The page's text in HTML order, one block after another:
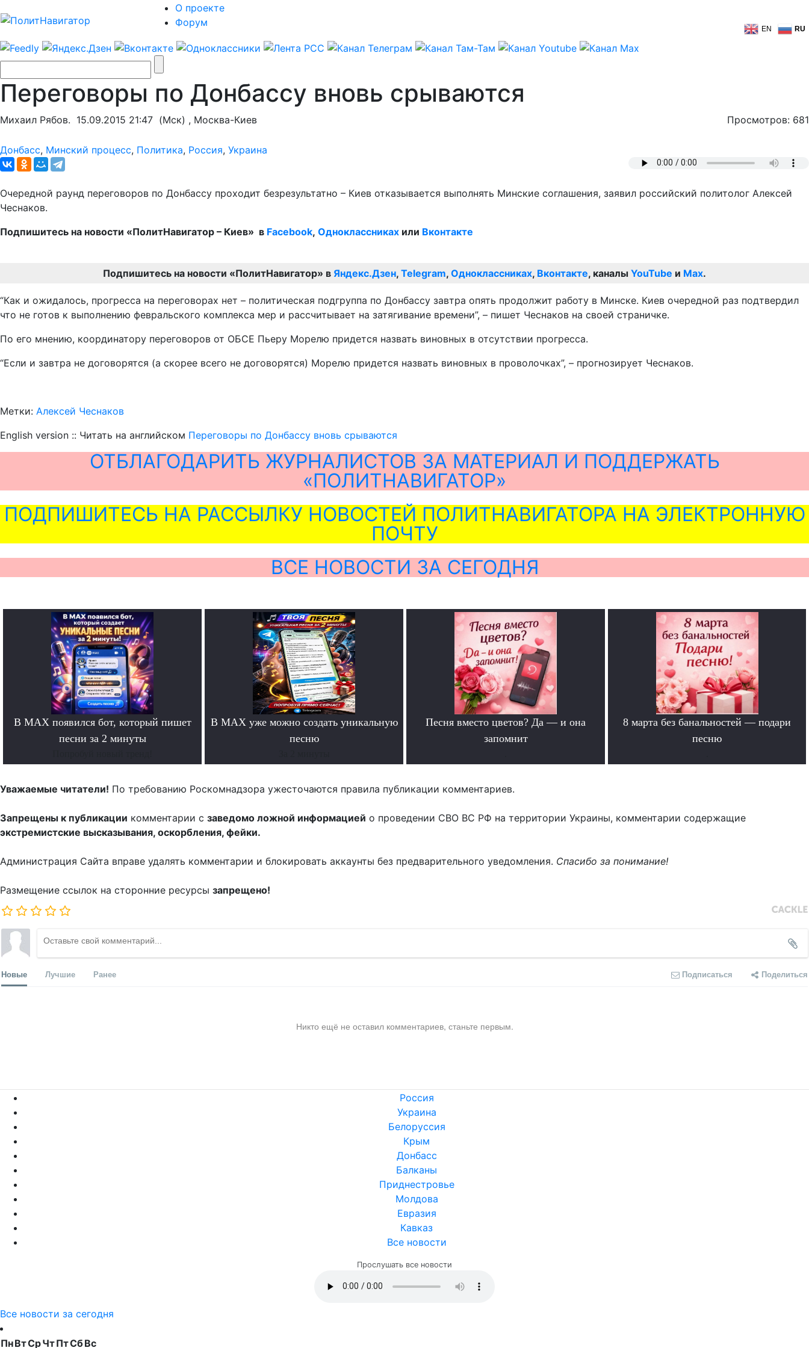
О проекте
Форум
EN RU
Переговоры по Донбассу вновь срываются
Михаил Рябов. 15.09.2015 21:47 (Мск) , Москва-Киев Просмотров: 681
Донбасс, Минский процесс, Политика, Россия, Украина
Очередной раунд переговоров по Донбассу проходит безрезультатно – Киев отказывается выполнять Минские соглашения, заявил российский политолог Алексей
Чеснаков.
Подпишитесь на новости «ПолитНавигатор – Киев» в Facebook, Одноклассниках или Вконтакте
Подпишитесь на новости «ПолитНавигатор» в Яндекс.Дзен, Telegram, Одноклассниках, Вконтакте, каналы YouTube и Max.
“Как и ожидалось, прогресса на переговорах нет – политическая подгруппа по Донбассу завтра опять продолжит работу в Минске. Киев очередной раз подтвердил
что не готов к выполнению февральского комплекса мер и рассчитывает на затягивание времени”, – пишет Чеснаков на своей страничке.
По его мнению, координатору переговоров от ОБСЕ Пьеру Морелю придется назвать виновных в отсутствии прогресса.
“Если и завтра не договорятся (а скорее всего не договорятся) Морелю придется назвать виновных в проволочках”, – прогнозирует Чеснаков.
Метки: Алексей Чеснаков
English version :: Читать на английском Переговоры по Донбассу вновь срываются
ОТБЛАГОДАРИТЬ ЖУРНАЛИСТОВ ЗА МАТЕРИАЛ И ПОДДЕРЖАТЬ
«ПОЛИТНАВИГАТОР»
ПОДПИШИТЕСЬ НА РАССЫЛКУ НОВОСТЕЙ ПОЛИТНАВИГАТОРА НА ЭЛЕКТРОННУЮ
ПОЧТУ
ВСЕ НОВОСТИ ЗА СЕГОДНЯ
В MAX появился бот, который пишет
песни за 2 минуты
В MAX уже можно создать уникальную
песню
Песня вместо цветов? Да — и она
запомнит
8 марта без банальностей — подари
песню
Уважаемые читатели! По требованию Роскомнадзора ужесточаются правила публикации комментариев.
Запрещены к публикации комментарии с заведомо ложной информацией о проведении СВО ВС РФ на территории Украины, комментарии содержащие
экстремистские высказывания, оскорбления, фейки.
Администрация Сайта вправе удалять комментарии и блокировать аккаунты без предварительного уведомления. Спасибо за понимание!
Размещение ссылок на сторонние ресурсы запрещено!
Новые Лучшие Ранее Подписаться Поделиться
Никто ещё не оставил комментариев, станьте первым.
Россия
Украина
Белоруссия
Крым
Донбасс
Балканы
Приднестровье
Молдова
Евразия
Кавказ
Все новости
Прослушать все новости
Все новости за сегодня
ПнВтСрЧтПтСбВс